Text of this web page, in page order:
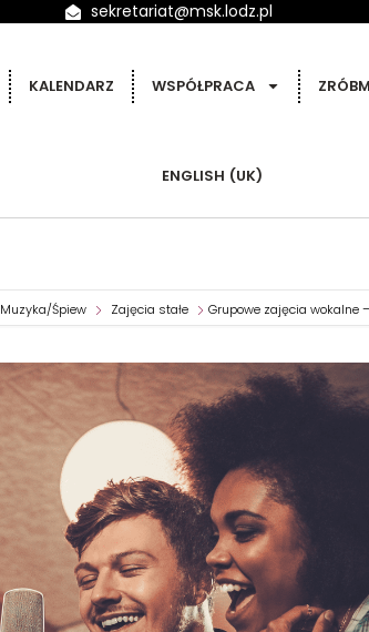
sekretariat@msk.lodz.pl
KALENDARZ WSPÓŁPRACA
ENGLISH (UK)
Muzyka/Śpiew Zajęcia stałe Grupowe zajęcia wokalne